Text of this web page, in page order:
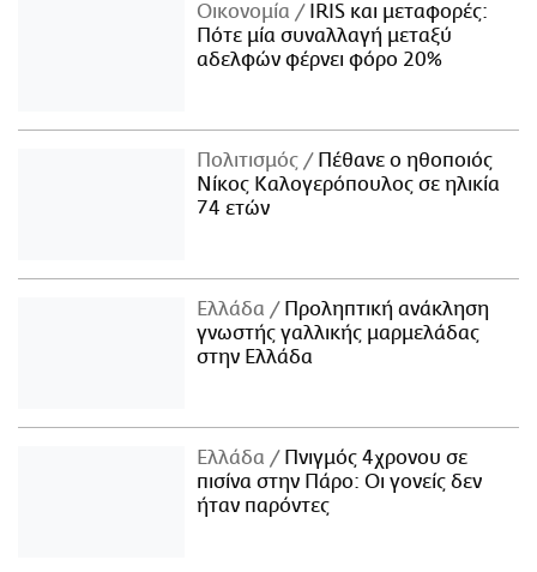
Οικονομία
IRIS και μεταφορές:
Πότε μία συναλλαγή μεταξύ
αδελφών φέρνει φόρο 20%
Πολιτισμός
Πέθανε ο ηθοποιός
Νίκος Καλογερόπουλος σε ηλικία
74 ετών
Ελλάδα
Προληπτική ανάκληση
γνωστής γαλλικής μαρμελάδας
στην Ελλάδα
Ελλάδα
Πνιγμός 4χρονου σε
πισίνα στην Πάρο: Οι γονείς δεν
ήταν παρόντες